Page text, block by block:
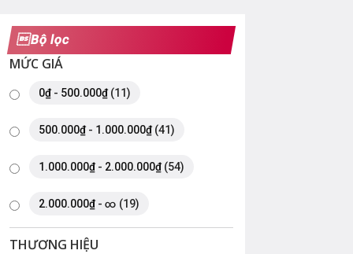
Bộ lọc
MỨC GIÁ
0₫- 500.000₫(11)
500.000₫- 1.000.000₫(41)
1.000.000₫- 2.000.000₫(54)
2.000.000₫- ∞ (19)
THƯƠNG HIỆU